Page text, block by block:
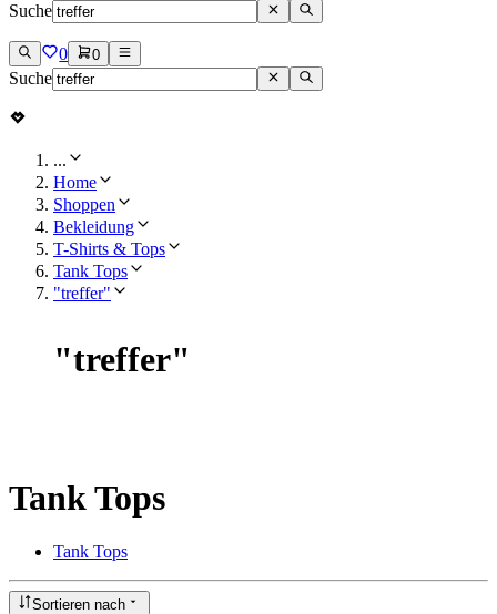
Suche
0 0
Suche
...
Home
Shoppen
Bekleidung
T-Shirts & Tops
Tank Tops
"treffer"
"treffer"
Tank Tops
Tank Tops
Sortieren nach